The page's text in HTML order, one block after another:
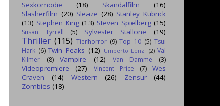
Sexkomödie (18) Skandalfilm
(16)
Slasherfilm (20) Sleaze (28) Stanley Kubrick
(13) Stephen King (13) Steven Spielberg (15)
Susan Tyrrell (5) Sylvester Stallone (19)
Thriller (115) Tierhorror (9) Top 10 (5) Tsui
Hark (6) Twin Peaks (12) Umberto Lenzi (2) Val
Kilmer
(8) Vampire (12) Van Damme (3)
Videopremiere (27) Vincent Price (7)
Wes
Craven
(14) Western (26) Zensur
(44)
Zombies (18)